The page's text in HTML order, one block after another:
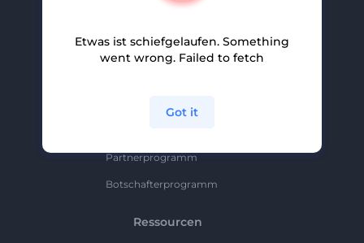
Partnerprogramm
Partnerprogramm
Botschafterprogramm
Ressourcen
Etwas ist schiefgelaufen. Something
went wrong. Failed to fetch
Got it